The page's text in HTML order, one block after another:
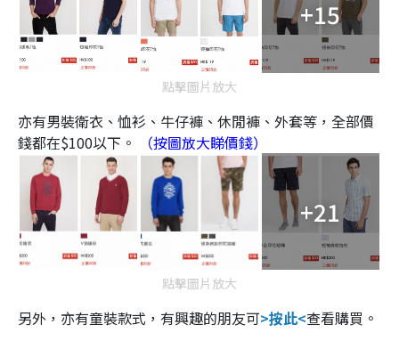
+15
點擊圖片放大
亦有男裝衛衣、恤衫、牛仔褲、休閒褲、外套等，全部價
錢都在$100以下。
（按圖放大睇價錢）
+21
點擊圖片放大
另外，亦有童裝款式，有興趣的朋友可>按此<查看購買。